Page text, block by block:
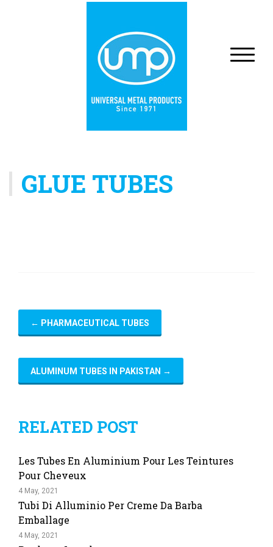
GLUE TUBES
← PHARMACEUTICAL TUBES
ALUMINUM TUBES IN PAKISTAN →
RELATED POST
Les Tubes En Aluminium Pour Les Teintures
Pour Cheveux
4 May, 2021
Tubi Di Alluminio Per Creme Da Barba
Emballage
4 May, 2021